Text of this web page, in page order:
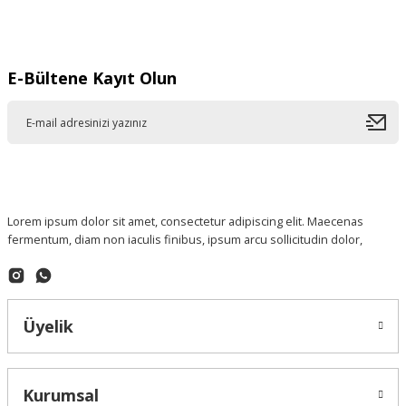
E-Bültene Kayıt Olun
Lorem ipsum dolor sit amet, consectetur adipiscing elit. Maecenas
fermentum, diam non iaculis finibus, ipsum arcu sollicitudin dolor,
Üyelik
Kurumsal